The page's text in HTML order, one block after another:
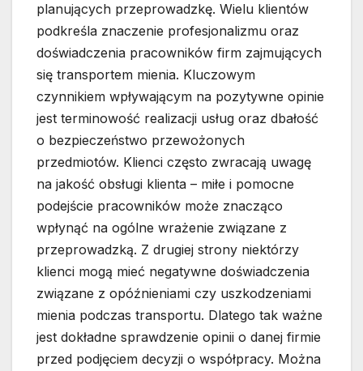
planujących przeprowadzkę. Wielu klientów
podkreśla znaczenie profesjonalizmu oraz
doświadczenia pracowników firm zajmujących
się transportem mienia. Kluczowym
czynnikiem wpływającym na pozytywne opinie
jest terminowość realizacji usług oraz dbałość
o bezpieczeństwo przewożonych
przedmiotów. Klienci często zwracają uwagę
na jakość obsługi klienta – miłe i pomocne
podejście pracowników może znacząco
wpłynąć na ogólne wrażenie związane z
przeprowadzką. Z drugiej strony niektórzy
klienci mogą mieć negatywne doświadczenia
związane z opóźnieniami czy uszkodzeniami
mienia podczas transportu. Dlatego tak ważne
jest dokładne sprawdzenie opinii o danej firmie
przed podjęciem decyzji o współpracy. Można